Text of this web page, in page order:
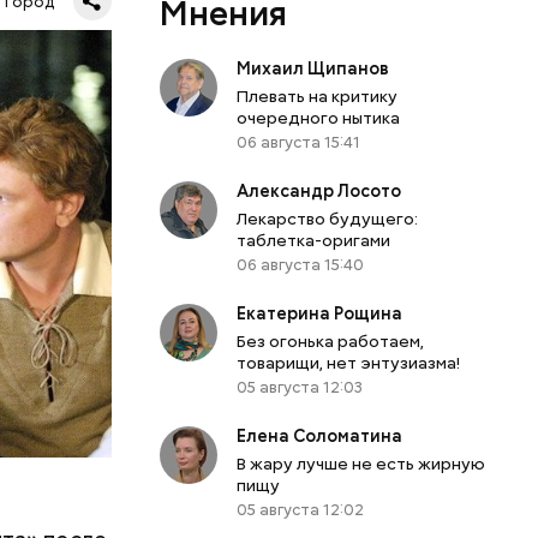
— с
доме»,
где
Мнения
Михаил Щипанов
Плевать на критику
очередного нытика
06 августа 15:41
Александр Лосото
Лекарство будущего:
таблетка-оригами
06 августа 15:40
Екатерина Рощина
Без огонька работаем,
товарищи, нет энтузиазма!
05 августа 12:03
Елена Соломатина
В жару лучше не есть жирную
пищу
05 августа 12:02